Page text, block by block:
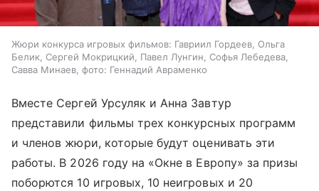
Жюри конкурса игровых фильмов: Гавриил Гордеев, Ольга
Белик, Сергей Мокрицкий, Павел Лунгин, Софья Лебедева,
Савва Минаев, фото: Геннадий Авраменко
Вместе Сергей Урсуляк и Анна Завтур
представили фильмы трех конкурсных программ
и членов жюри, которые будут оценивать эти
работы. В 2026 году на «Окне в Европу» за призы
поборются 10 игровых, 10 неигровых и 20